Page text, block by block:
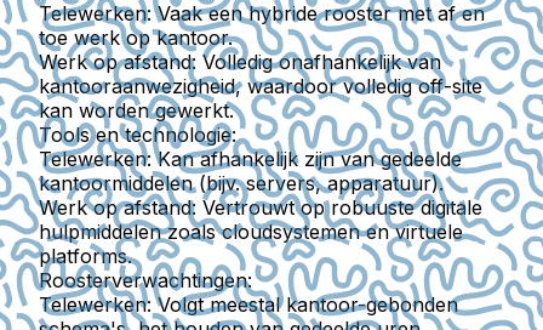
Telewerken:Vaak een hybride rooster met af en
toe werk op kantoor.
Werk op afstand: Volledig onafhankelijk van
kantooraanwezigheid, waardoor volledig off-site
kan worden gewerkt.
Tools en technologie:
Telewerken:Kan afhankelijk zijn van gedeelde
kantoormiddelen (bijv. servers, apparatuur).
Werk op afstand: Vertrouwt op robuuste digitale
hulpmiddelen zoals cloudsystemen en virtuele
platforms.
Roosterverwachtingen:
Telewerken:Volgt meestal kantoor-gebonden